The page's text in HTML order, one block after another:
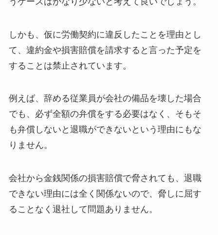
しかも、仮に労働契約に違反したことを理由とし
て、違約金や損害賠償を請求すると言った予定を
することは禁止されています。
例えば、辞める従業員が会社の備品を壊した場合
でも、必ず全額の弁償をする必要はなく、そもそ
も弁償しないと退職ができないという理由にもな
りません。
会社から金銭関係の損害賠償で脅されても、退職
できない理由には全く関係ないので、脅しに屈す
ることなく退社して問題ありません。